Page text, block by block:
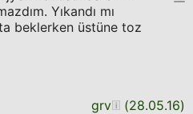
Yıkandı mı
beklerken üstüne toz
grv (28.05.16)